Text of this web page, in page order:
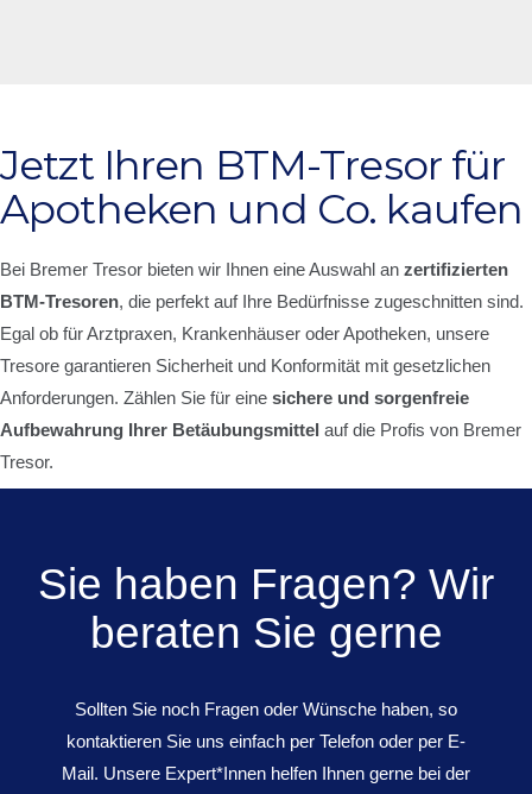
Jetzt Ihren BTM-Tresor für
Apotheken und Co. kaufen
Bei Bremer Tresor bieten wir Ihnen eine Auswahl an zertifizierten
BTM-Tresoren, die perfekt auf Ihre Bedürfnisse zugeschnitten sind.
Egal ob für Arztpraxen, Krankenhäuser oder Apotheken, unsere
Tresore garantieren Sicherheit und Konformität mit gesetzlichen
Anforderungen. Zählen Sie für eine sichere und sorgenfreie
Aufbewahrung Ihrer Betäubungsmittel auf die Profis von Bremer
Tresor.
Sie haben Fragen? Wir
beraten Sie gerne
Sollten Sie noch Fragen oder Wünsche haben, so
kontaktieren Sie uns einfach per Telefon oder per E-
Mail. Unsere Expert*Innen helfen Ihnen gerne bei der